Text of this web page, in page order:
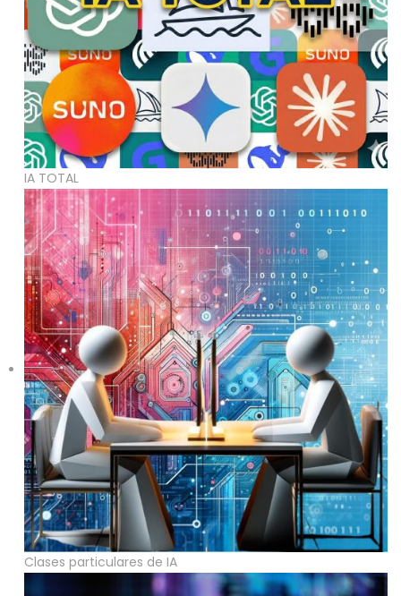
IA TOTAL
Clases particulares de IA